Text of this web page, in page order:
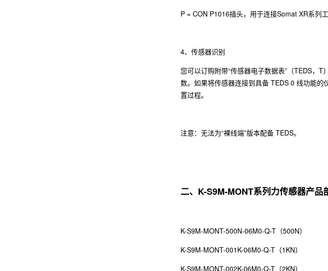
P = CON P1016插头，用于连接Somat XR系列
4、传感器识别
您可以订购附带“传感器电子数据表”（TEDS，
数。如果将传感器连接到具备 TEDS 0 线功能
置过程。
注意：无法为“裸线端”版本配备 TEDS。
二、K-S9M-MONT系列力传感器产品
K-S9M-MONT-500N-06M0-Q-T（500N）
K-S9M-MONT-001K-06M0-Q-T（1KN）
K-S9M-MONT-002K-06M0-Q-T（2KN）